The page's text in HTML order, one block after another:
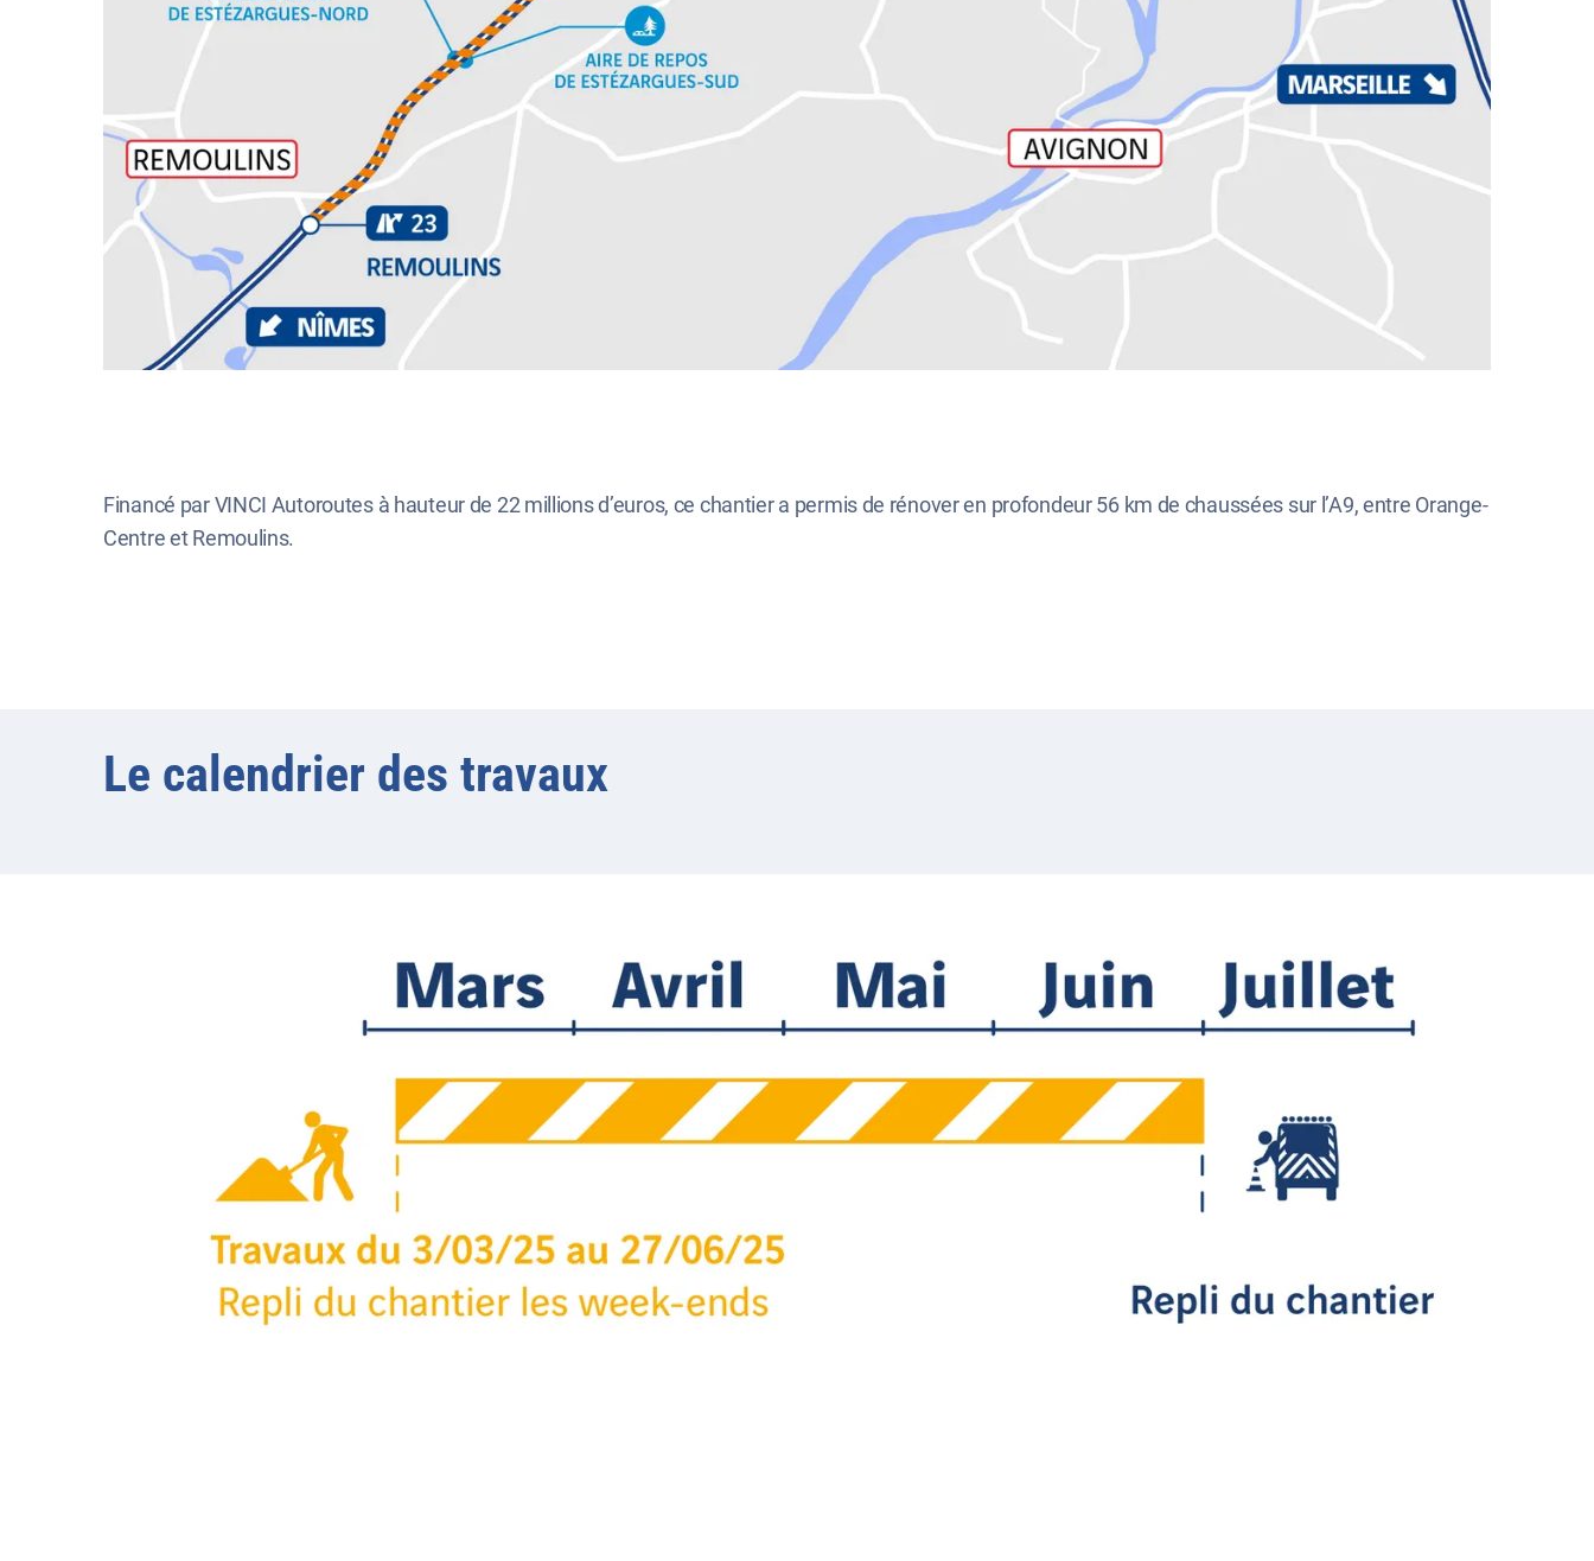
Financé par VINCI Autoroutes à hauteur de 22 millions d’euros, ce chantier a permis de rénover en profondeur 56 km de chaussées sur l’A9, entre Orange-
Centre et Remoulins.
Le calendrier des travaux